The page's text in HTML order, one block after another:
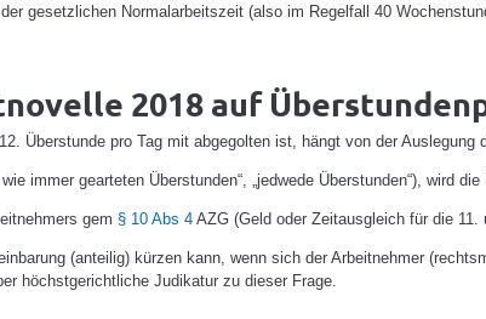
gesetzlichen Normalarbeitszeit (also im Regelfall 40
2018 auf
Überstunde pro Tag mit abgegolten ist, hängt von der Auslegung
immer gearteten Überstunden“, „jedwede Überstunden“), wird
gem § 10 Abs 4 AZG (Geld oder Zeitausgleich für die
(anteilig) kürzen kann, wenn sich der Arbeitnehmer
höchstgerichtliche Judikatur zu dieser Frage.